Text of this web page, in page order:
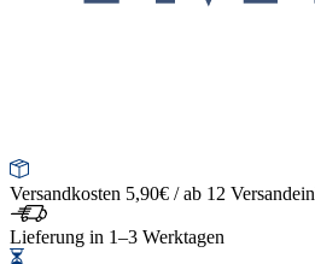
Versandkosten 5,90€ / ab 12
Lieferung in 1–3 Werktagen